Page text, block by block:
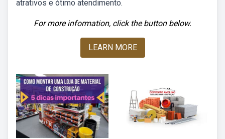
atrativos e ótimo atendimento.
For more information, click the button below.
LEARN MORE